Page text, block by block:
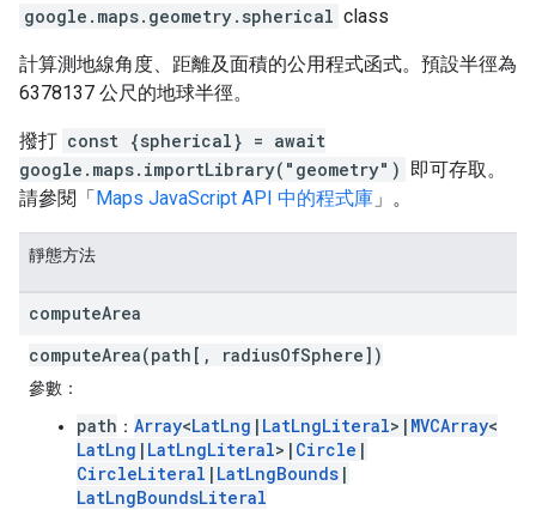
google.maps.geometry. spherical class
計算測地線角度、距離及面積的公用程式函式。預設半徑為
6378137 公尺的地球半徑。
撥打 const {spherical} = await
google.maps.importLibrary("geometry") 即可存取。
請參閱「Maps JavaScript API 中的程式庫 」。
靜態方法
computeArea
computeArea(path[, radiusOfSphere])
參數：
path ： Array<LatLng | LatLngLiteral>| MVCArray<
LatLng | LatLngLiteral>| Circle |
CircleLiteral | LatLngBounds |
LatLngBoundsLiteral